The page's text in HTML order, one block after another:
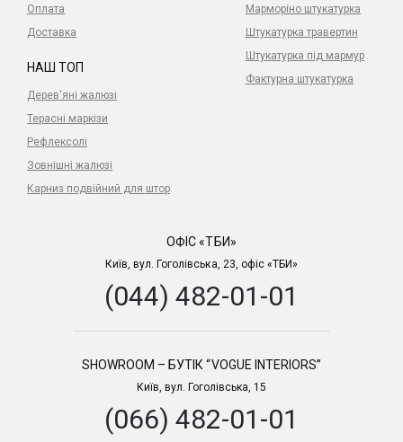
Оплата
Доставка
Марморіно штукатурка
Штукатурка травертин
Штукатурка під мармур
Фактурна штукатурка
НАШ ТОП
Дерев'яні жалюзі
Терасні маркізи
Рефлексолі
Зовнішні жалюзі
Карниз подвійний для штор
ОФІС «ТБИ»
Київ, вул. Гоголівська, 23, офіс «ТБИ»
(044) 482-01-01
SHOWROOM – БУТІК “VOGUE INTERIORS”
Київ, вул. Гоголівська, 15
(066) 482-01-01